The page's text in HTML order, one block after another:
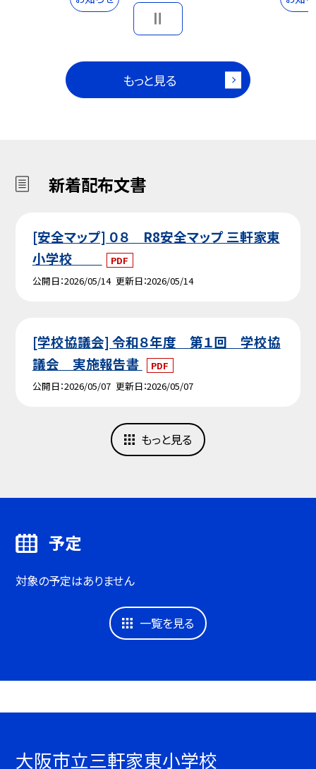
もっと見る
新着配布文書
[安全マップ] ０８ R8安全マップ 三軒家東
小学校
PDF
公開日 2026/05/14 更新日 2026/05/14
[学校協議会] 令和８年度 第１回 学校協
議会 実施報告書
PDF
公開日 2026/05/07 更新日 2026/05/07
もっと見る
予定
対象の予定はありません
一覧を見る
大阪市立三軒家東小学校